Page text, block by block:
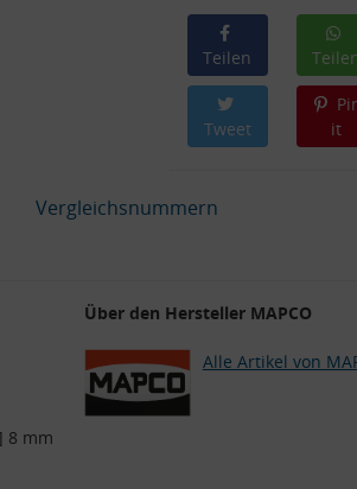
Teilen
Tweet
it
Vergleichsnummern
8 mm
Über den Hersteller MAPCO
Alle Artikel von